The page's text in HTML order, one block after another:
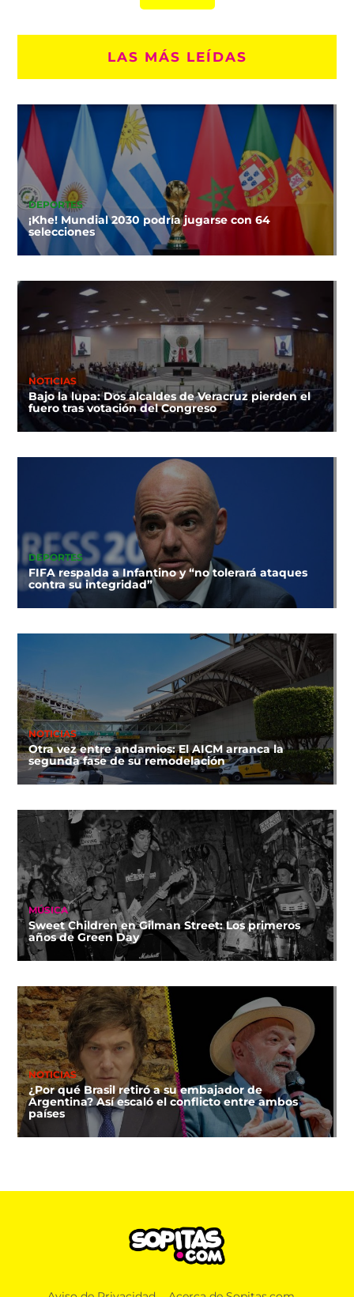
LAS MÁS LEÍDAS
DEPORTES
¡Khe! Mundial 2030 podría jugarse con 64
selecciones
NOTICIAS
Bajo la lupa: Dos alcaldes de Veracruz pierden el
fuero tras votación del Congreso
DEPORTES
FIFA respalda a Infantino y “no tolerará ataques
contra su integridad”
NOTICIAS
Otra vez entre andamios: El AICM arranca la
segunda fase de su remodelación
MÚSICA
Sweet Children en Gilman Street: Los primeros
años de Green Day
NOTICIAS
¿Por qué Brasil retiró a su embajador de
Argentina? Así escaló el conflicto entre ambos
países